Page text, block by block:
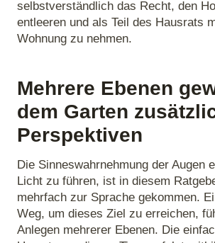
selbstverständlich das Recht, den
entleeren und als Teil des Hausrats
Wohnung zu nehmen.
Mehrere Ebenen
dem Garten
Perspektiven
Die Sinneswahrnehmung der Augen
Licht zu führen, ist in diesem
mehrfach zur Sprache gekommen.
Weg, um dieses Ziel zu erreichen,
Anlegen mehrerer Ebenen. Die